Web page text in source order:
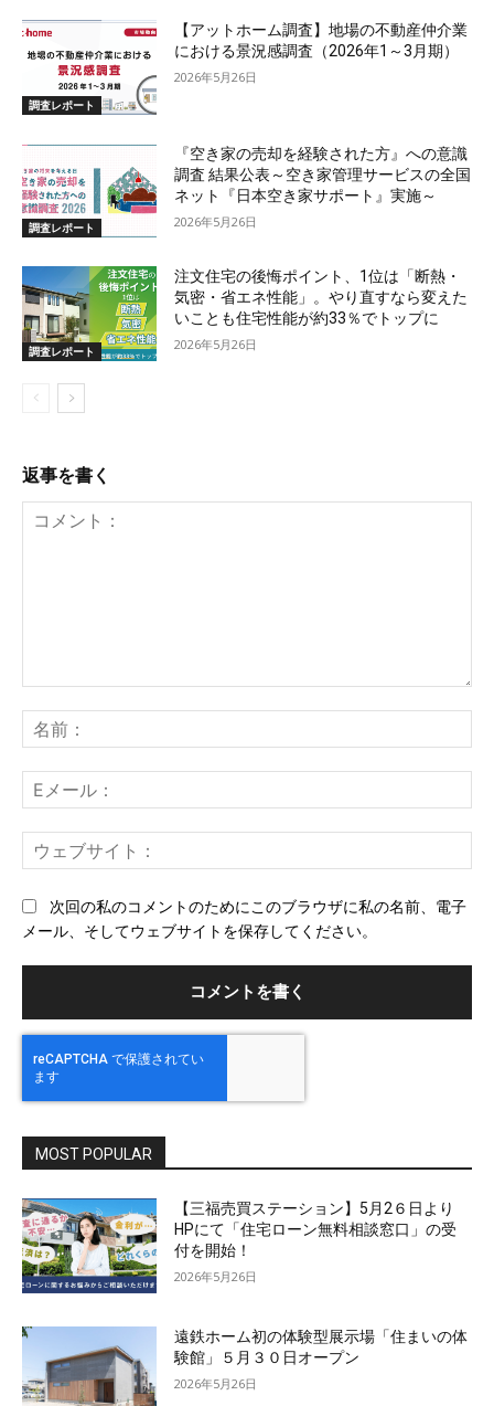
調査レポート
【アットホーム調査】地場の不動産仲介業
における景況感調査（2026年1～3月期）
2026年5月26日
調査レポート
『空き家の売却を経験された方』への意識
調査 結果公表～空き家管理サービスの全国
ネット『日本空き家サポート』実施～
2026年5月26日
調査レポート
注文住宅の後悔ポイント、1位は「断熱・
気密・省エネ性能」。やり直すなら変えた
いことも住宅性能が約33％でトップに
2026年5月26日
返事を書く
ン
ト：
前
メ
ー
ェ
次回の私のコメントのためにこのブラウザに私の名前、電子
メール、そしてウェブサイトを保存してください。
MOST POPULAR
【三福売買ステーション】5月2６日より
HPにて「住宅ローン無料相談窓口」の受
付を開始！
2026年5月26日
遠鉄ホーム初の体験型展示場「住まいの体
験館」５月３０日オープン
2026年5月26日